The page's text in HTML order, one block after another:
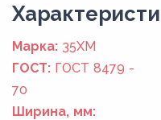
Марка: 35ХМ
ГОСТ: ГОСТ 8479 -
70
Ширина, мм: